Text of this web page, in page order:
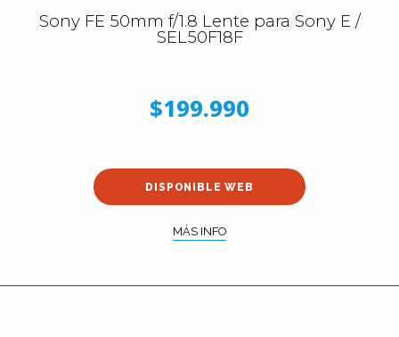
Sony FE 50mm f/1.8 Lente para Sony E /
SEL50F18F
$199.990
DISPONIBLE WEB
MÁS INFO